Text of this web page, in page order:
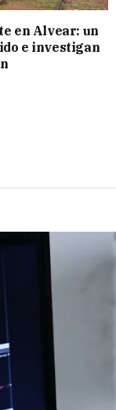
en Alvear: un
e investigan